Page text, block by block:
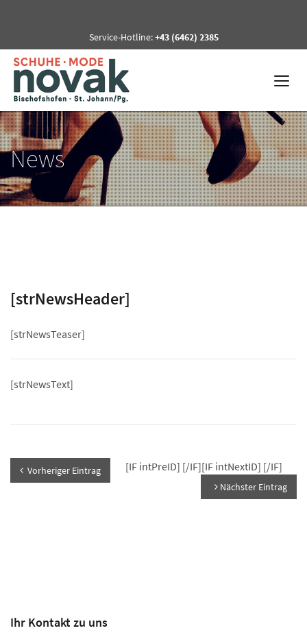
Service-Hotline:+43 (6462) 2385
News
[strNewsHeader]
[strNewsTeaser]
[strNewsText]
[IF intPreID]
Vorheriger Eintrag [/IF][IF intNextID]
Nächster Eintrag
[/IF]
Ihr Kontakt zu uns